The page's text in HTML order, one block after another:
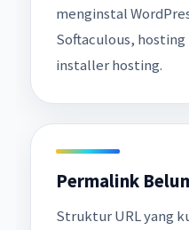
menginstal
Softaculous,
installer hosting.
Permalink
Struktur URL yang